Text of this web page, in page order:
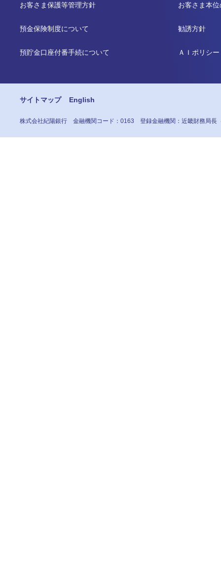
お客さま保護等管理方針
預金保険制度について
預貯金口座付番手続について
お客さま本
勧誘方針
ＡＩポリシー
サイトマップ English
株式会社紀陽銀行 金融機関コード：0163 登録金融機関：近畿財務局長